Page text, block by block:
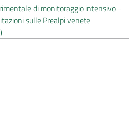
di monitoraggio intensivo -
sulle Prealpi venete
)